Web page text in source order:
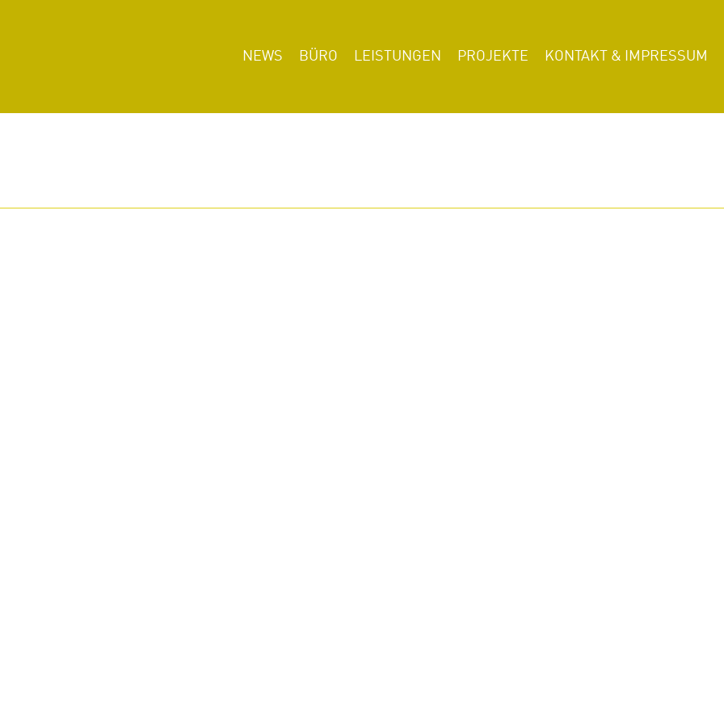
NEWS BÜRO LEISTUNGEN PROJEKTE KONTAKT & IMPRESSUM